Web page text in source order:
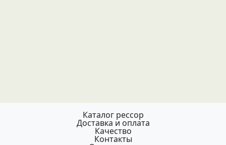
Каталог рессор
Доставка и оплата
Качество
Контакты